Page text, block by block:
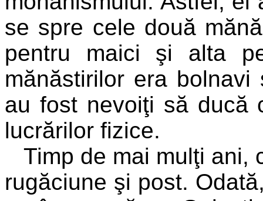
se spre cele două
pentru maici şi alta
mănăstirilor era
au fost nevoiţi să ducă
lucrărilor fizice.
Timp de mai mulţi ani,
rugăciune şi post.